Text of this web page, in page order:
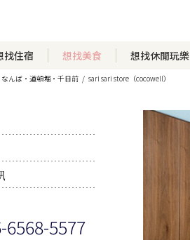
找住宿 想找美食 想找休閒玩樂
なんば・道頓堀・千日前 sari sari store（cocowell）
6568-5577